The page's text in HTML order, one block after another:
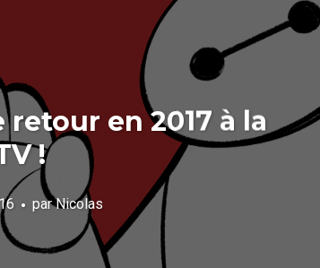
retour en 2017 à la
!
parNicolas